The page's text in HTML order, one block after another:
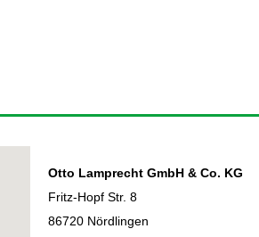
Otto Lamprecht GmbH & Co. KG
Fritz-Hopf Str. 8
86720 Nördlingen